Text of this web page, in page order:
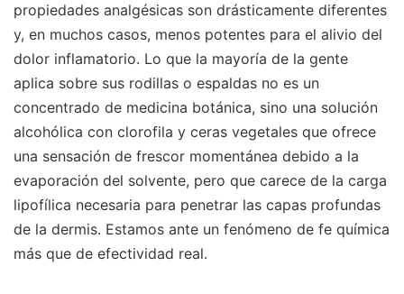
propiedades analgésicas son drásticamente diferentes
y, en muchos casos, menos potentes para el alivio del
dolor inflamatorio. Lo que la mayoría de la gente
aplica sobre sus rodillas o espaldas no es un
concentrado de medicina botánica, sino una solución
alcohólica con clorofila y ceras vegetales que ofrece
una sensación de frescor momentánea debido a la
evaporación del solvente, pero que carece de la carga
lipofílica necesaria para penetrar las capas profundas
de la dermis. Estamos ante un fenómeno de fe química
más que de efectividad real.